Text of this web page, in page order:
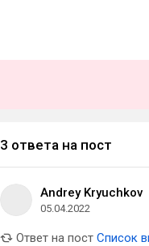
3 ответа на пост
Andrey Kryuchkov
05.04.2022
Ответ на пост Список